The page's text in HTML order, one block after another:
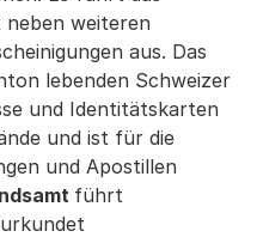
weiteren
aus. Das
lebenden Schweizer
und Identitätskarten
und ist für die
und Apostillen
führt